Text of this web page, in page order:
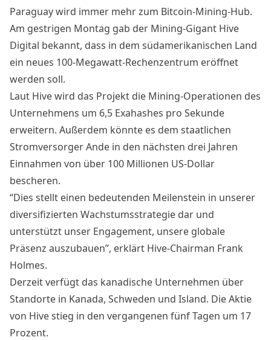
Paraguay wird immer mehr zum Bitcoin-Mining-Hub.
Am gestrigen Montag gab der Mining-Gigant Hive
Digital bekannt, dass in dem südamerikanischen Land
ein neues 100-Megawatt-Rechenzentrum eröffnet
werden soll.
Laut Hive wird das Projekt die Mining-Operationen des
Unternehmens um 6,5 Exahashes pro Sekunde
erweitern. Außerdem könnte es dem staatlichen
Stromversorger Ande in den nächsten drei Jahren
Einnahmen von über 100 Millionen US-Dollar
bescheren.
“Dies stellt einen bedeutenden Meilenstein in unserer
diversifizierten Wachstumsstrategie dar und
unterstützt unser Engagement, unsere globale
Präsenz auszubauen”, erklärt Hive-Chairman Frank
Holmes.
Derzeit verfügt das kanadische Unternehmen über
Standorte in Kanada, Schweden und Island. DieAktie
von Hive stieg in den vergangenen fünf Tagen um 17
Prozent.